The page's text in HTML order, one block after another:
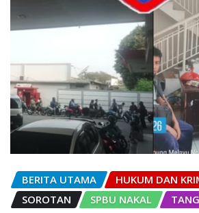
BERITA UTAMA
HUKUM DAN
SOROTAN
SPBU NAKAL